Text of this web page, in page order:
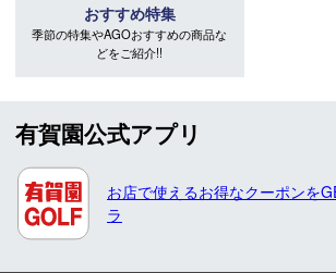
おすすめ特集
季節の特集やAGOおすすめの商品な
どをご紹介!!
有賀園公式アプリ
お店で使えるお得なクーポンを
ラ